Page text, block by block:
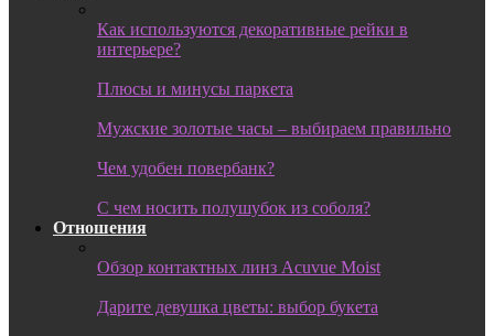
Как используются декоративные рейки в
интерьере?
Плюсы и минусы паркета
Мужские золотые часы – выбираем правильно
Чем удобен повербанк?
С чем носить полушубок из соболя?
Отношения
Обзор контактных линз Acuvue Moist
Дарите девушка цветы: выбор букета